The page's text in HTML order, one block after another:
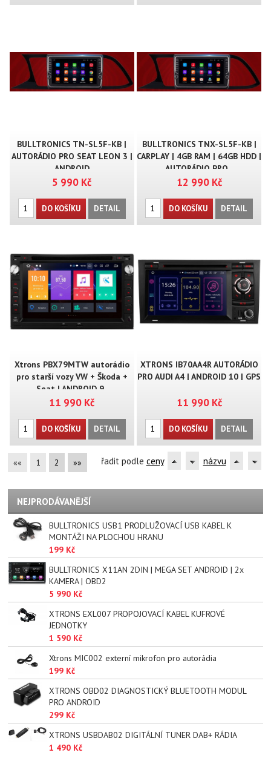
BULLTRONICS TN-SL5F-KB |
AUTORÁDIO PRO SEAT LEON 3 |
ANDROID
5 990 Kč
DO KOŠÍKU DETAIL
BULLTRONICS TNX-SL5F-KB |
CARPLAY | 4GB RAM | 64GB HDD |
AUTORÁDIO PRO ..
12 990 Kč
DO KOŠÍKU DETAIL
Xtrons PBX79MTW autorádio
pro starší vozy VW + Škoda +
Seat | ANDROID 9..
11 990 Kč
DO KOŠÍKU DETAIL
XTRONS IB70AA4R AUTORÁDIO
PRO AUDI A4 | ANDROID 10 | GPS
11 990 Kč
DO KOŠÍKU DETAIL
«« 1 2 »» řadit podle ceny názvu
NEJPRODÁVANĚJŠÍ
BULLTRONICS USB1 PRODLUŽOVACÍ USB KABEL K
MONTÁŽI NA PLOCHOU HRANU
199 Kč
BULLTRONICS X11AN 2DIN | MEGA SET ANDROID | 2x
KAMERA | OBD2
5 990 Kč
XTRONS EXL007 PROPOJOVACÍ KABEL KUFROVÉ
JEDNOTKY
1 590 Kč
Xtrons MIC002 externí mikrofon pro autorádia
199 Kč
XTRONS OBD02 DIAGNOSTICKÝ BLUETOOTH MODUL
PRO ANDROID
299 Kč
XTRONS USBDAB02 DIGITÁLNÍ TUNER DAB+ RÁDIA
1 490 Kč